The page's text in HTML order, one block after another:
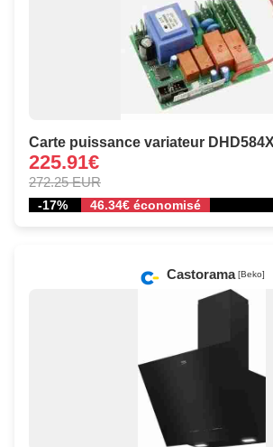
Carte puissance variateur
225.91€
272.25 EUR
-17% 46.34€ économisé
Castorama [Beko]